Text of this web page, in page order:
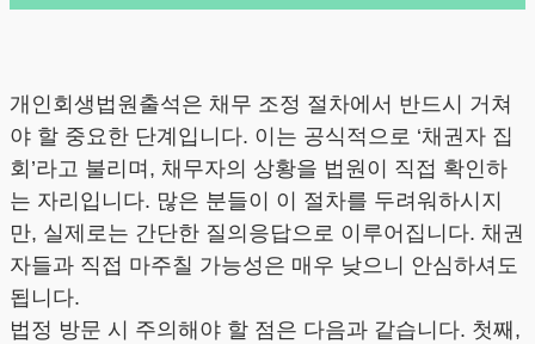
개인회생법원출석은 채무 조정 절차에서 반드시 거쳐
야 할 중요한 단계입니다. 이는 공식적으로 ‘채권자 집
회’라고 불리며, 채무자의 상황을 법원이 직접 확인하
는 자리입니다. 많은 분들이 이 절차를 두려워하시지
만, 실제로는 간단한 질의응답으로 이루어집니다. 채권
자들과 직접 마주칠 가능성은 매우 낮으니 안심하셔도
됩니다.
법정 방문 시 주의해야 할 점은 다음과 같습니다. 첫째,